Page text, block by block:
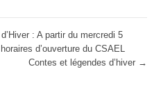
: A partir du mercredi 5
d’ouverture du CSAEL
Contes et légendes d’hiver →